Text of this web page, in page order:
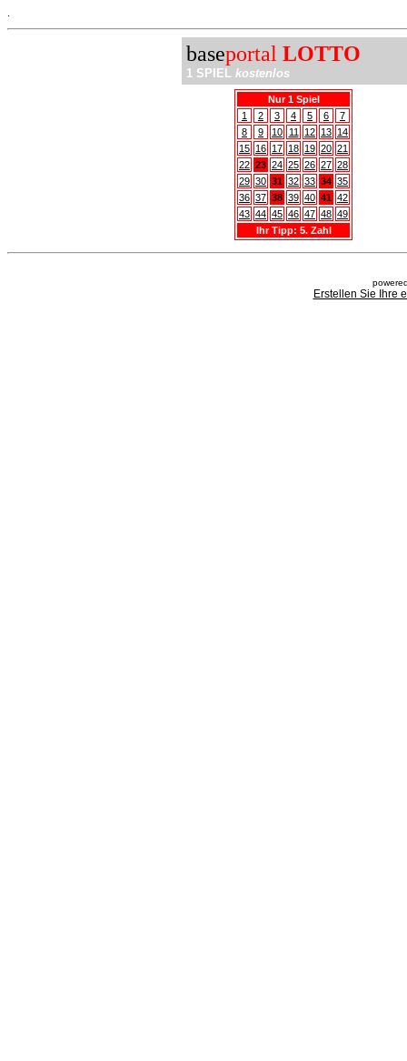
baseportal LOTTO
1 SPIEL kostenlos
Nur 1 Spiel
1
2 3 4 5 6
7
8
9 10 11 12 13 14
15 16 17 18 19 20 21
22 23 24 25 26 27 28
29 30 31 32 33 34 35
36 37 38 39 40 41 42
43 44 45 46 47 48 49
Ihr Tipp: 5. Zahl
Erstellen Sie Ihre